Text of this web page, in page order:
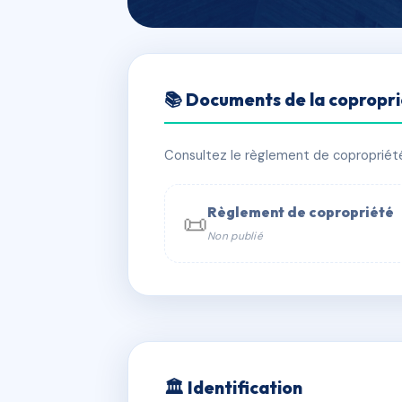
LE RESCATOR
📍 avenue des mendoles, 83240
📞 Contacter Syndic Digital
📚 Documents de la
Consultez le règlement de
📜Règlement de copropriété
Non publié
🏛 Identification